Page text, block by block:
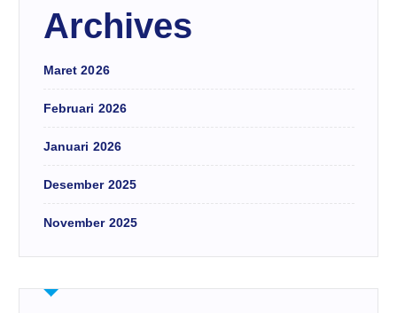
Archives
Maret 2026
Februari 2026
Januari 2026
Desember 2025
November 2025